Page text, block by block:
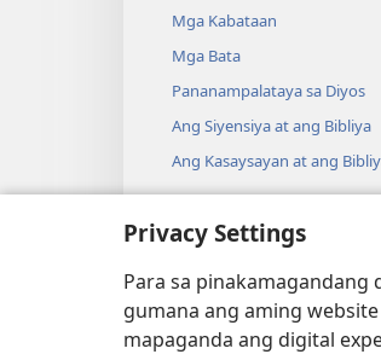
Privacy Settings
Para sa
gumana ang aming
mapaganda ang digital
Mga Kabataan
Mga Bata
Pananampalataya sa Diyos
Ang Siyensiya at ang Bibliya
Ang Kasaysayan at ang